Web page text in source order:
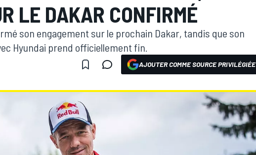
LE DAKAR CONFIRMÉ
son engagement sur le prochain Dakar, tandis que son
Hyundai prend officiellement fin.
AJOUTER COMME SOURCE PRIVILÉGIÉE